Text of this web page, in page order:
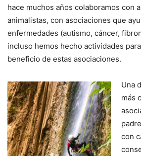
hace muchos años colaboramos con
animalistas, con asociaciones que
enfermedades (autismo, cáncer,
incluso hemos hecho actividades
beneficio de estas asociaciones.
Una
más
con